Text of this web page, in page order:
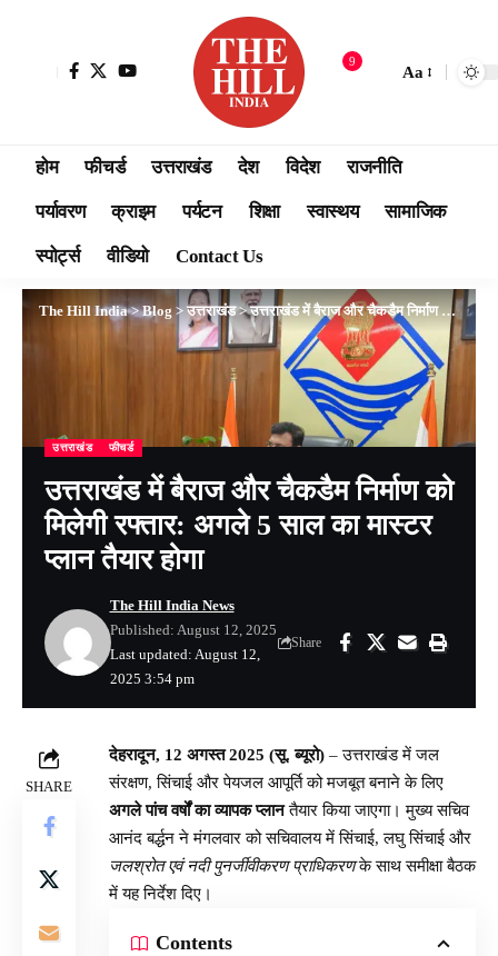
9
Aa
होम फीचर्ड उत्तराखंड देश विदेश राजनीति
पर्यावरण क्राइम पर्यटन शिक्षा स्वास्थय सामाजिक
स्पोर्ट्स वीडियो Contact Us
The Hill India>Blog>उत्तराखंड>उत्तराखंड में बैराज और चैकडैम निर्माण को मिलेगी रफ्तार: अगले 5 साल का मास्टर प्लान तैयार होगा
उत्तराखंड फीचर्ड
उत्तराखंड में बैराज और चैकडैम निर्माण को
मिलेगी रफ्तार: अगले 5 साल का मास्टर
प्लान तैयार होगा
Last updated: August 12,
2025 3:54 pm
The Hill India News
Published: August 12, 2025
Share
SHARE
देहरादून, 12 अगस्त 2025 (सू. ब्यूरो) – उत्तराखंड में जल
संरक्षण, सिंचाई और पेयजल आपूर्ति को मजबूत बनाने के लिए
अगले पांच वर्षों का व्यापक प्लानतैयार किया जाएगा। मुख्य सचिव
आनंद बर्द्धन ने मंगलवार को सचिवालय में सिंचाई, लघु सिंचाई और
जलश्रोत एवं नदी पुनर्जीवीकरण प्राधिकरणके साथ समीक्षा बैठक
में यह निर्देश दिए।
Contents